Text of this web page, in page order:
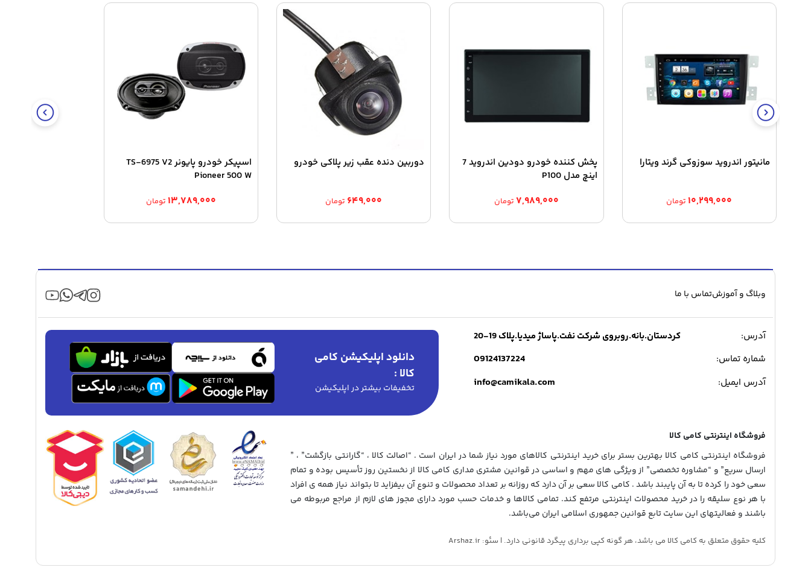
مانیتور اندروید سوزوکی گرند ویتارا
۱۰,۲۹۹,۰۰۰ تومان
پخش کننده خودرو دودین اندروید 7
اینچ مدل P100
۷,۹۸۹,۰۰۰ تومان
دوربین دنده عقب زیر پلاکی خودرو
۶۴۹,۰۰۰ تومان
اسپیکر خودرو پایونر TS-6975 V2
Pioneer 500 W
۱۳,۷۸۹,۰۰۰ تومان
وبلاگ و آموزشتماس با ما
آدرس:
کردستان.بانه.روبروی شرکت نفت.پاساژ میدیا.پلاک 19-20
شماره تماس:
09124137224
آدرس ایمیل: info@camikala.com
دانلود اپلیکیشن کامی
کالا :
تخفیفات بیشتر در اپلیکیشن
فروشگاه اینترنتی کامی کالا
فروشگاه اینترنتی کامی کالا بهترین بستر برای خرید اینترنتی کالاهای مورد نیاز شما در ایران است . “اصالت کالا ، “گارانتی بازگشت” ، ”
ارسال سریع” و “مشاوره تخصصی” از ویژگی های مهم و اساسی در قوانین مشتری مداری کامی کالا از نخستین روز تأسیس بوده و تمام
سعی خود را کرده تا به آن پایبند باشد . کامی کالا سعی بر آن دارد که روزانه بر تعداد محصولات و تنوع آن بیفزاید تا بتواند نیاز همه ی افراد
با هر نوع سلیقه را در خرید محصولات اینترنتی مرتفع کند. تمامی کالاها و خدمات حسب مورد دارای مجوز های لازم از مراجع مربوطه می
باشند و فعالیتهای این سایت تابع قوانین جمهوری اسلامی ایران می‌باشد.
کلیه حقوق متعلق به کامی کالا می باشد، هر گونه کپی برداری پیگرد قانونی دارد. | سئو: Arshaz.ir